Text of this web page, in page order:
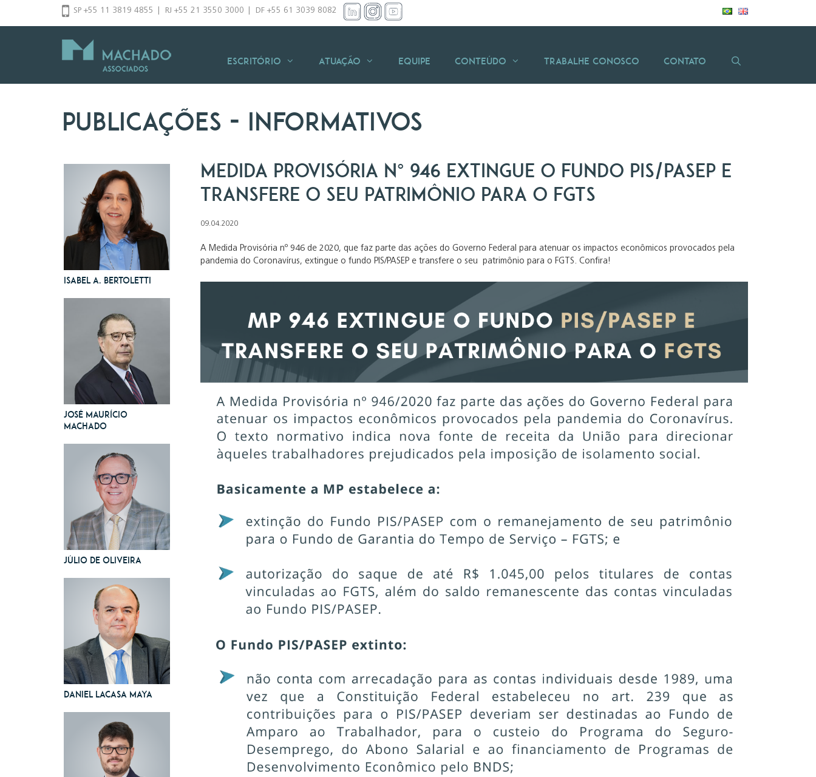
SP +55 11 3819 4855 RJ +55 21 3550 3000 DF +55 61 3039 8082
Escritório Atuação Equipe Conteúdo Trabalhe Conosco Contato
Publicações - informativos
Isabel A. Bertoletti
José Maurício
Machado
Júlio de Oliveira
Daniel Lacasa Maya
Medida Provisória nº 946 extingue o fundo PIS/PASEP e
transfere o seu patrimônio para o FGTS
09.04.2020
A Medida Provisória nº 946 de 2020, que faz parte das ações do Governo Federal para atenuar os impactos econômicos provocados pela
pandemia do Coronavírus, extingue o fundo PIS/PASEP e transfere o seu patrimônio para o FGTS. Confira!